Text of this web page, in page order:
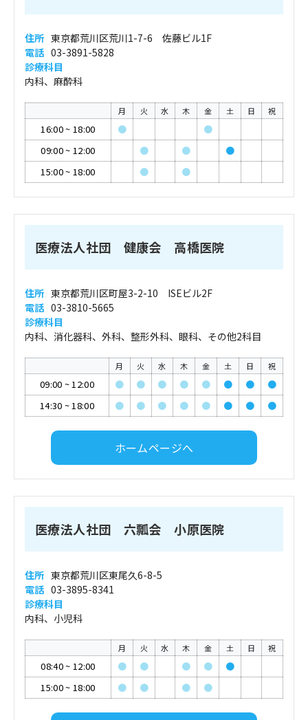
住所 東京都荒川区荒川1-7-6 佐藤ビル1F
電話 03-3891-5828
診療科目
内科、麻酔科
月 火 水 木 金 土 日 祝
16:00~ 18:00 ●
●
09:00~ 12:00 ● ●
●
15:00~ 18:00 ● ●
医療法人社団 健康会 高橋医院
住所 東京都荒川区町屋3-2-10 ISEビル2F
電話 03-3810-5665
診療科目
内科、消化器科、外科、整形外科、眼科、その他2科目
月 火 水 木 金 土 日 祝
09:00 ~12:00 ● ● ● ● ● ● ●
●
14:30 ~18:00 ● ● ● ● ● ● ● ●
ホームページへ
医療法人社団 六瓢会 小原医院
住所 東京都荒川区東尾久6-8-5
電話 03-3895-8341
診療科目
内科、小児科
月 火 水 木 金 土 日 祝
08:40~ 12:00 ● ● ● ●
●
15:00~ 18:00 ● ● ● ●